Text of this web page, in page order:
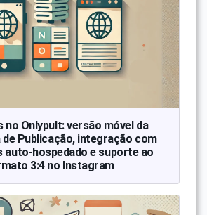
no Onlypult: versão móvel da
Publicação, integração com
auto-hospedado e suporte ao
3:4 no Instagram